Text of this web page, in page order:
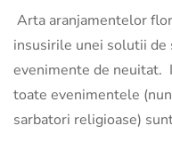
Arta aranjamentelor
insusirile unei solutii de
evenimente de neuitat.
toate evenimentele
sarbatori religioase)